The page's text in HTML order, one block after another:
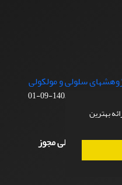
بهترین
سلولی و مولکولی
1403-09-01
سلولی و مولکولی مجوز